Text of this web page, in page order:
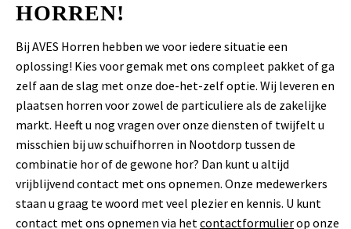
HORREN!
Bij AVES Horren hebben we voor iedere situatie een
oplossing! Kies voor gemak met ons compleet pakket of ga
zelf aan de slag met onze doe-het-zelf optie. Wij leveren en
plaatsen horren voor zowel de particuliere als de zakelijke
markt. Heeft u nog vragen over onze diensten of twijfelt u
misschien bij uw schuifhorren in Nootdorp tussen de
combinatie hor of de gewone hor? Dan kunt u altijd
vrijblijvend contact met ons opnemen. Onze medewerkers
staan u graag te woord met veel plezier en kennis. U kunt
contact met ons opnemen via hetcontactformulierop onze